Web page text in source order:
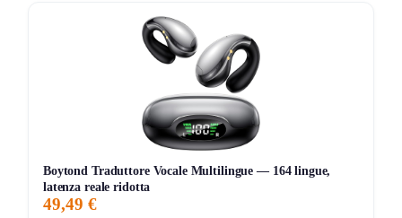
Boytond Traduttore Vocale Multilingue — 164 lingue,
latenza reale ridotta
49,49 €